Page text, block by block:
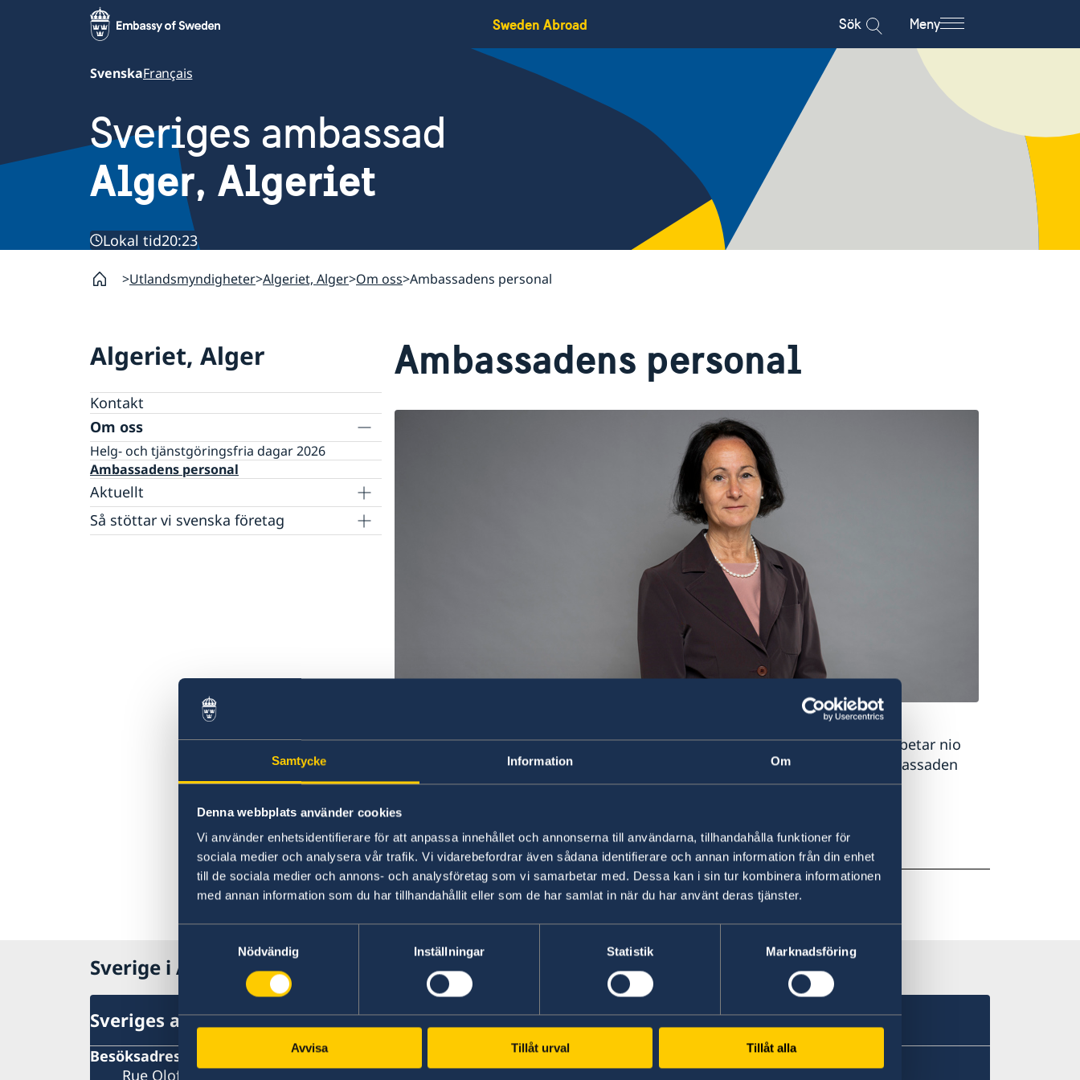
Samtycke Information Om
Denna webbplats använder cookies
Vi använder enhetsidentifierare för att anpassa innehållet och annonserna till användarna, tillhandahålla funktioner för
sociala medier och analysera vår trafik. Vi vidarebefordrar även sådana identifierare och annan information från din enhet
till de sociala medier och annons- och analysföretag som vi samarbetar med. Dessa kan i sin tur kombinera informationen
med annan information som du har tillhandahållit eller som de har samlat in när du har använt deras tjänster.
Nödvändig
Inställningar Statistik Marknadsföring
Avvisa Tillåt urval Tillåt alla
Sweden Abroad Sök Meny
SvenskaFrançais
Sveriges ambassad
Alger, Algeriet
Lokal tid20:23
Utlandsmyndigheter Algeriet, Alger Om oss Ambassadens personal
Algeriet, Alger
Kontakt
Om oss
Helg- och tjänstgöringsfria dagar 2026
Ambassadens personal
Aktuellt
Nyheter
Så stöttar vi svenska företag
Ambassadens personal
Anna Block Mazoyer är Sveriges ambassadör i Algeriet. På ambassaden arbetar nio
personer, varav tre är utsända från UD och sex är lokalt anställda. Vid ambassaden
finns följande sektioner:
Sektionen för administration, migration och konsulära frågor
Senast uppdaterad 20 aug. 2025, 10.58
Sverige i Algeriet
Sveriges ambassad
Besöksadress
Rue Olof Palme